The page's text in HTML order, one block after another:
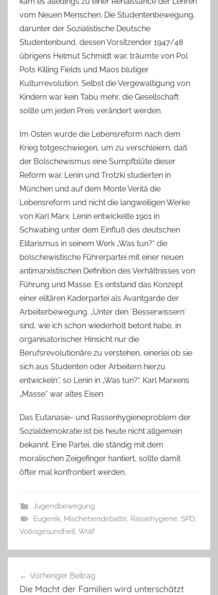
vom Neuen Menschen. Die Studentenbewegung,
darunter der Sozialistische Deutsche
Studentenbund, dessen Vorsitzender 1947/48
übrigens Helmut Schmidt war, träumte von Pol
Pots Killing Fields und Maos blutiger
Kulturrevolution. Selbst die Vergewaltigung von
Kindern war kein Tabu mehr, die Gesellschaft
sollte um jeden Preis verändert werden.
Im Osten wurde die Lebensreform nach dem
Krieg totgeschwiegen, um zu verschleiern, daß
der Bolschewismus eine Sumpfblüte dieser
Reform war. Lenin und Trotzki studierten in
München und auf dem Monte Veritá die
Lebensreform und nicht die langweiligen Werke
von Karl Marx. Lenin entwickelte 1901 in
Schwabing unter dem Einfluß des deutschen
Elitarismus in seinem Werk „Was tun?“ die
bolschewistische Führerpartei mit einer neuen
antimarxistischen Definition des Verhältnisses von
Führung und Masse. Es entstand das Konzept
einer elitären Kaderpartei als Avantgarde der
Arbeiterbewegung. „Unter den ´Besserwissern´
sind, wie ich schon wiederholt betont habe, in
organisatorischer Hinsicht nur die
Berufsrevolutionäre zu verstehen, einerlei ob sie
sich aus Studenten oder Arbeitern hierzu
entwickeln”, so Lenin in „Was tun?“. Karl Marxens
„Masse“ war altes Eisen.
Das Eutanasie- und Rassenhygieneproblem der
Sozialdemokratie ist bis heute nicht allgemein
bekannt. Eine Partei, die ständig mit dem
moralischen Zeigefinger hantiert, sollte damit
öfter mal konfrontiert werden.
Jugendbewegung
Eugenik, Mischehendebatte, Rassehygiene, SPD,
Volksgesundheit,Wolf
Vorheriger Beitrag
Die Macht der Familien wird unterschätzt